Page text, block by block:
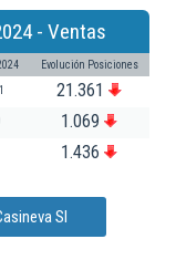
- Ventas
Evolución Posiciones
21.361
1.069
1.436
Sl